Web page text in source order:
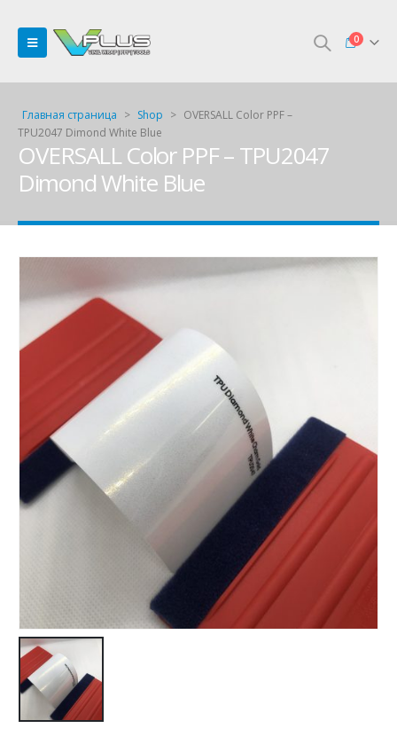
0
Главная страница > Shop > OVERSALL Color PPF –
TPU2047 Dimond White Blue
OVERSALL Color PPF – TPU2047
Dimond White Blue